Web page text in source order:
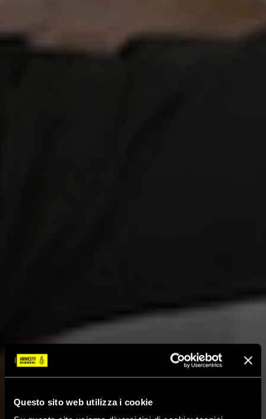
Questo sito web utilizza i cookie